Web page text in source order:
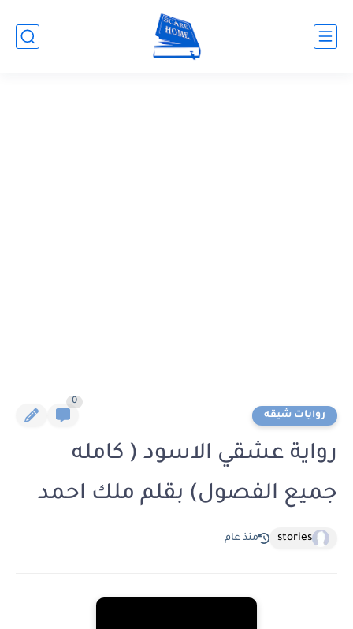
روايات شيقه
0
رواية عشقي الاسود ( كامله
جميع الفصول) بقلم ملك احمد
stories منذ عام